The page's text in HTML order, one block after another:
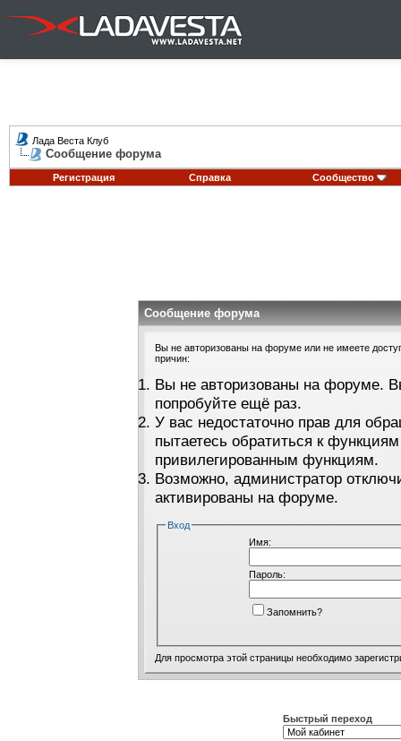
Лада Веста Клуб
Сообщение форума
Регистрация Справка Сообщество
Сообщение форума
Вы не авторизованы на форуме или не имеете
причин:
Вы не авторизованы на форуме.
попробуйте ещё раз.
У вас недостаточно прав для
пытаетесь обратиться к
привилегированным функциям.
Возможно, администратор
активированы на форуме.
Вход
Имя:
Пароль:
Запомнить?
Для просмотра этой страницы необходимо
Быстрый переход